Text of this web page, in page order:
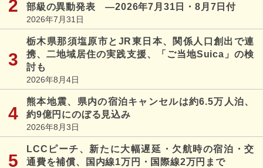
部級の異動発表 ―2026年7月31日・8月7日付
2026年7月31日
栃木県那須塩原市とJR東日本、関係人口創出で連
携、二地域居住の実践支援、「ご当地Suica」の検
討も
2026年8月4日
熊本地震、県内の宿泊キャンセルは約6.5万人泊、
約9億円にのぼる見込み
2026年8月3日
LCCピーチ、新たに大幅遅延・欠航時の宿泊・交
通費を補償、国内線1万円・国際線2万円まで